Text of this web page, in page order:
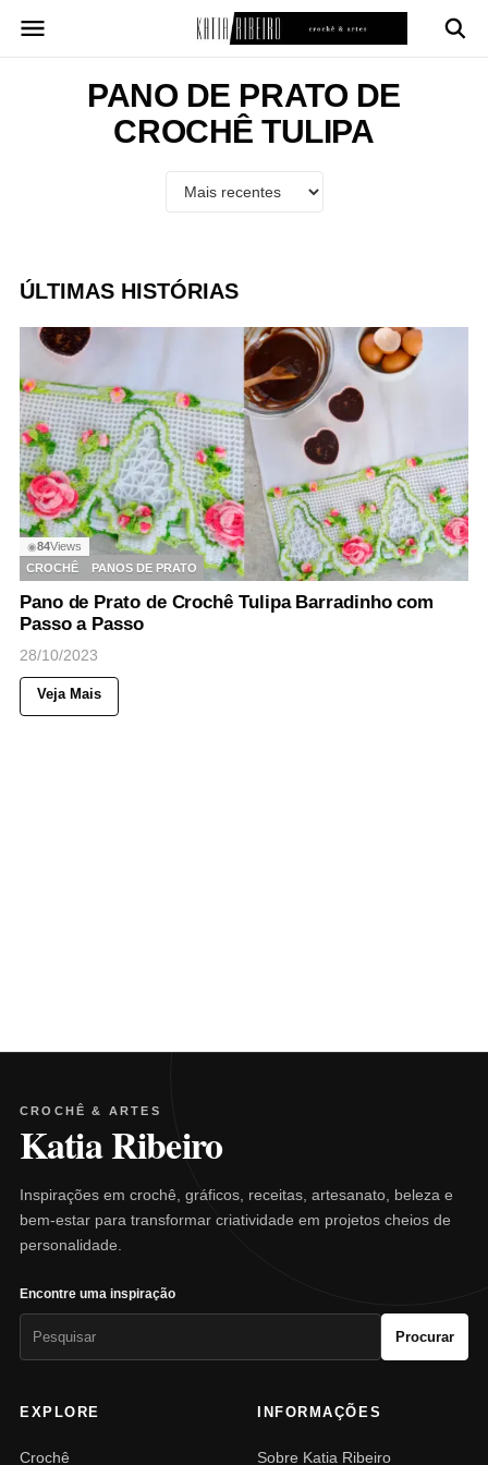
para
PANO DE PRATO DE
CROCHÊ TULIPA
ÚLTIMAS HISTÓRIAS
◉84Views
CROCHÊ
PANOS DE PRATO
Pano de Prato de Crochê Tulipa Barradinho com
Passo a Passo
28/10/2023
Veja Mais
CROCHÊ & ARTES
Katia Ribeiro
Inspirações em crochê, gráficos, receitas, artesanato, beleza e
bem-estar para transformar criatividade em projetos cheios de
personalidade.
Encontre uma inspiração
Procurar
EXPLORE
Crochê
INFORMAÇÕES
Sobre Katia Ribeiro